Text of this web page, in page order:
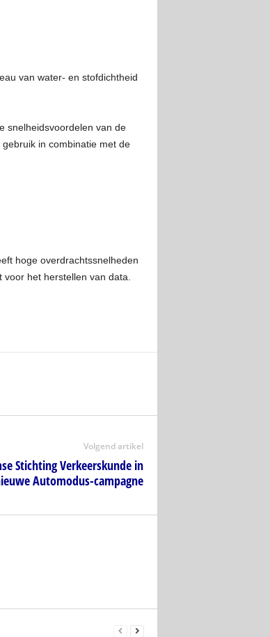
van water- en stofdichtheid
snelheidsvoordelen van de
in combinatie met de
hoge overdrachtssnelheden
het herstellen van data.
Volgend artikel
Stichting Verkeerskunde in
Automodus-campagne